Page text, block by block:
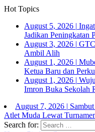
Hot Topics
August 5, 2026 |
Jadikan Peningkatan
August 3, 2026 |
Ambil Alih
August 1, 2026 |
Ketua Baru dan
August 1, 2026 |
Imron Buka Sekolah
August 7, 2026 |
Atlet Muda Lewat
Search for: